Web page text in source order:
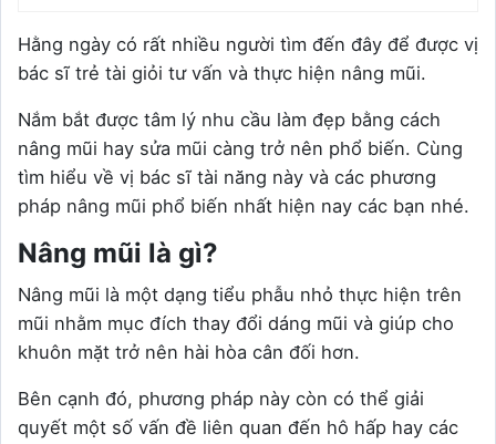
Hằng ngày có rất nhiều người tìm đến đây để được vị
bác sĩ trẻ tài giỏi tư vấn và thực hiện nâng mũi.
Nắm bắt được tâm lý nhu cầu làm đẹp bằng cách
nâng mũi hay sửa mũi càng trở nên phổ biến. Cùng
tìm hiểu về vị bác sĩ tài năng này và các phương
pháp nâng mũi phổ biến nhất hiện nay các bạn nhé.
Nâng mũi là gì?
Nâng mũi là một dạng tiểu phẫu nhỏ thực hiện trên
mũi nhằm mục đích thay đổi dáng mũi và giúp cho
khuôn mặt trở nên hài hòa cân đối hơn.
Bên cạnh đó, phương pháp này còn có thể giải
quyết một số vấn đề liên quan đến hô hấp hay các